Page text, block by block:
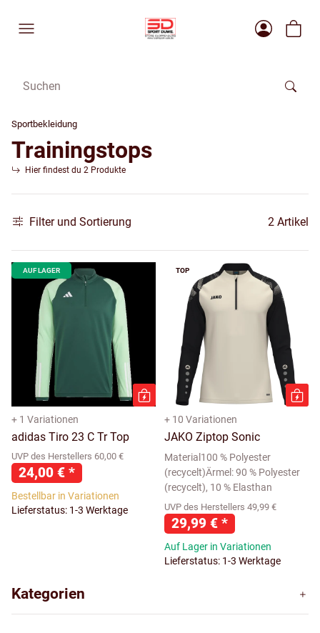
Sportbekleidung
Trainingstops
Hier findest du 2 Produkte
Filter und Sortierung 2 Artikel
AUF LAGER
+ 1 Variationen
adidas Tiro 23 C Tr Top
UVP des Herstellers 60,00 €
24,00 € *
Bestellbar in Variationen
Lieferstatus: 1-3 Werktage
TOP
+ 10 Variationen
JAKO Ziptop Sonic
Material100 % Polyester
(recycelt)Ärmel: 90 % Polyester
(recycelt), 10 % Elasthan
UVP des Herstellers 49,99 €
29,99 € *
Auf Lager in Variationen
Lieferstatus: 1-3 Werktage
Kategorien